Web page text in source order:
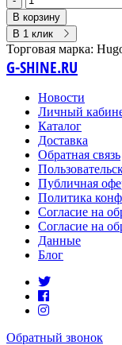
В корзину
В 1 клик
Торговая марка:
G-SHINE.RU
Новости
Личный
Каталог
Доставка
Обратная связь
Публичная
Политика
Согласие на
Согласие на
Данные
Блог
Обратный звонок